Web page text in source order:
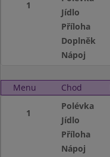
1
Jídlo
Příloha
Doplněk
Nápoj
Menu Chod
1
Polévka
Jídlo
Příloha
Nápoj